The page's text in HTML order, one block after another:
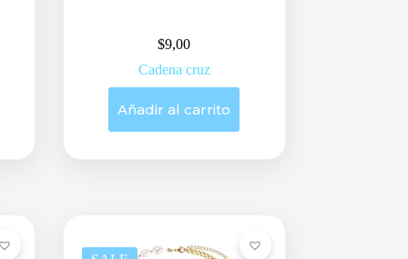
$9,00
Cadena cruz
Añadir al carrito